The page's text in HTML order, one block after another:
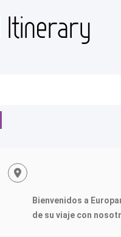
Itinerary
Bienvenidos a
de su viaje con